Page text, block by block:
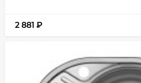
2 881 ₽